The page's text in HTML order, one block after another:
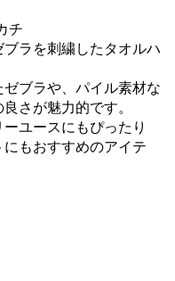
チ
ラを刺繍したタオルハ
ブラや、パイル素材な
さが魅力的です。
ユースにもぴったり
もおすすめのアイテ